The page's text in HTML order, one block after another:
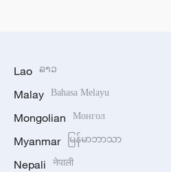
Lao ລາວ
Malay Bahasa Melayu
Mongolian Монгол
Myanmar မြန်မာဘာသာ
Nepali नेपाली